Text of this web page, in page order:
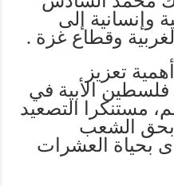
وإنسانية إلى
وقطاع غزة .
تعزيز
فلسطين الأبية في
مستنكرا التصعيد
بحق الشعب
بحياة العشرات